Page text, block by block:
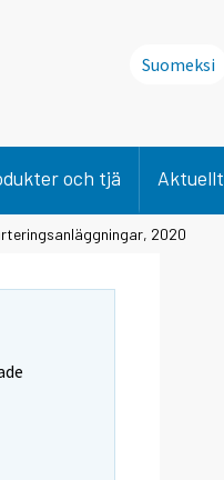
Suomeksi
och tjä Aktuellt
2020